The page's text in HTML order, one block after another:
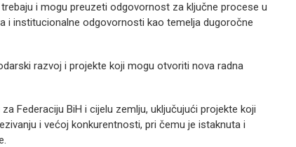
i mogu preuzeti odgovornost za ključne procese u
i institucionalne odgovornosti kao temelja dugoročne
razvoj i projekte koji mogu otvoriti nova radna
Federaciju BiH i cijelu zemlju, uključujući projekte koji
i većoj konkurentnosti, pri čemu je istaknuta i